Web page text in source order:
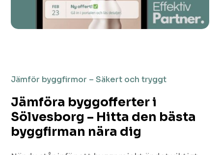
Jämför byggfirmor – Säkert och tryggt
Jämföra byggofferter i
Sölvesborg – Hitta den bästa
byggfirman nära dig